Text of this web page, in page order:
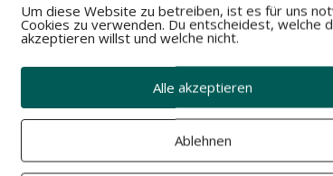
nur verkauft.
beantworten. Darum zeigen wir
Unterschiede und beantworten deine
Um diese Website zu betreiben, ist es für uns
Cookies zu verwenden. Du entscheidest, welche
akzeptieren willst und welche nicht.
Alle akzeptieren
Ablehnen